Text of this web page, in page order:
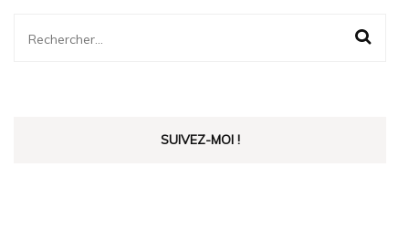
Rechercher :
SUIVEZ-MOI !